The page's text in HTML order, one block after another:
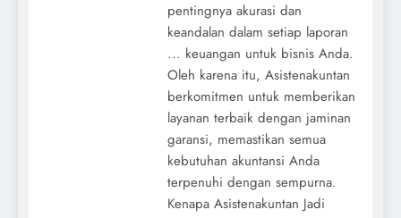
pentingnya akurasi dan
keandalan dalam setiap laporan
... keuangan untuk bisnis Anda.
Oleh karena itu, Asistenakuntan
berkomitmen untuk memberikan
layanan terbaik dengan jaminan
garansi, memastikan semua
kebutuhan akuntansi Anda
terpenuhi dengan sempurna.
Kenapa Asistenakuntan Jadi